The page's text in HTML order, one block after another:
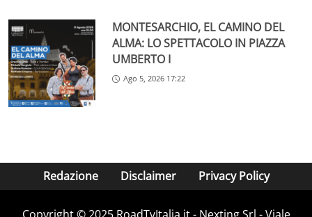
MONTESARCHIO, EL CAMINO DEL
ALMA: LO SPETTACOLO IN PIAZZA
UMBERTO I
Ago 5, 2026 17:22
Redazione Disclaimer Privacy Policy